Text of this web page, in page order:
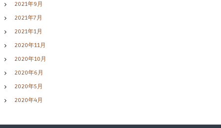
2021年9月
2021年7月
2021年1月
2020年11月
2020年10月
2020年6月
2020年5月
2020年4月